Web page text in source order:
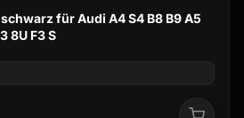
für Audi A4 S4 B8 B9 A5
8U F3 S